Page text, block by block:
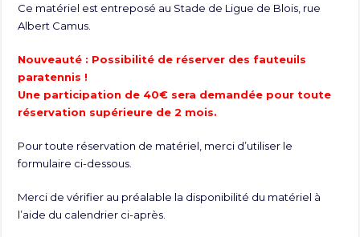
Ce matériel est entreposé au Stade de Ligue de Blois, rue
Albert Camus.
Nouveauté : Possibilité de réserver des fauteuils
paratennis !
Une participation de 40€ sera demandée pour toute
réservation supérieure de 2 mois.
Pour toute réservation de matériel, merci d’utiliser le
formulaire ci-dessous.
Merci de vérifier au préalable la disponibilité du matériel à
l’aide du calendrier ci-après.